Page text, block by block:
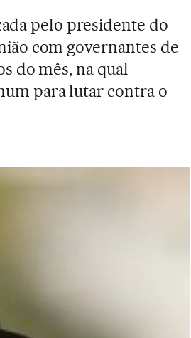
pelo presidente do
com governantes de
do mês, na qual
para lutar contra o